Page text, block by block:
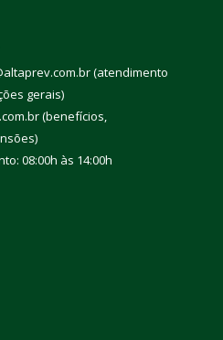
(atendimento
gerais)
(benefícios,
08:00h às 14:00h